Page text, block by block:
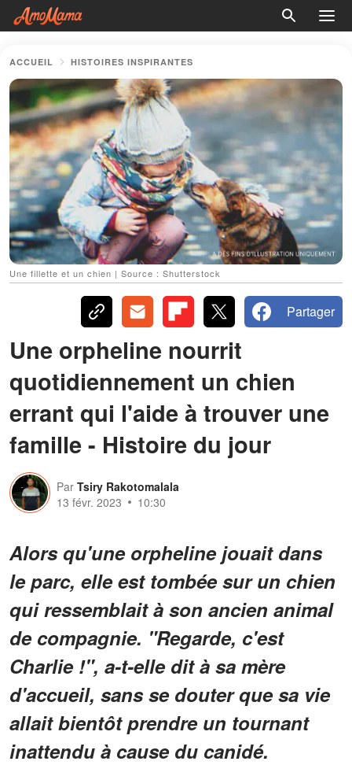
ACCUEIL HISTOIRES INSPIRANTES
Une fillette et un chien | Source : Shutterstock
Partager
Une orpheline nourrit
quotidiennement un chien
errant qui l'aide à trouver une
famille - Histoire du jour
Par Tsiry Rakotomalala
13 févr. 2023
10:30
Alors qu'une orpheline jouait dans
le parc, elle est tombée sur un chien
qui ressemblait à son ancien animal
de compagnie. "Regarde, c'est
Charlie !", a-t-elle dit à sa mère
d'accueil, sans se douter que sa vie
allait bientôt prendre un tournant
inattendu à cause du canidé.